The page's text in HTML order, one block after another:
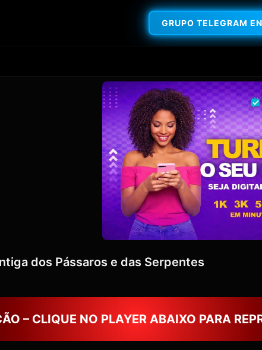
GRUPO TELEGRAM
dos Pássaros e das Serpentes
– CLIQUE NO PLAYER ABAIXO PARA